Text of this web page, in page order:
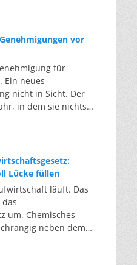
vor
für
Ein neues
nicht in Sicht. Der
in dem sie nichts
deutlich schneller. Die
bestätigt dieses
wie nie zuvor wurden
Halbjahr gingen netto
Netz. Der Bestand
Das gesetzliche
zum Jahresende ist
Lücke füllen
läuft. Das
um. Chemisches
neben dem